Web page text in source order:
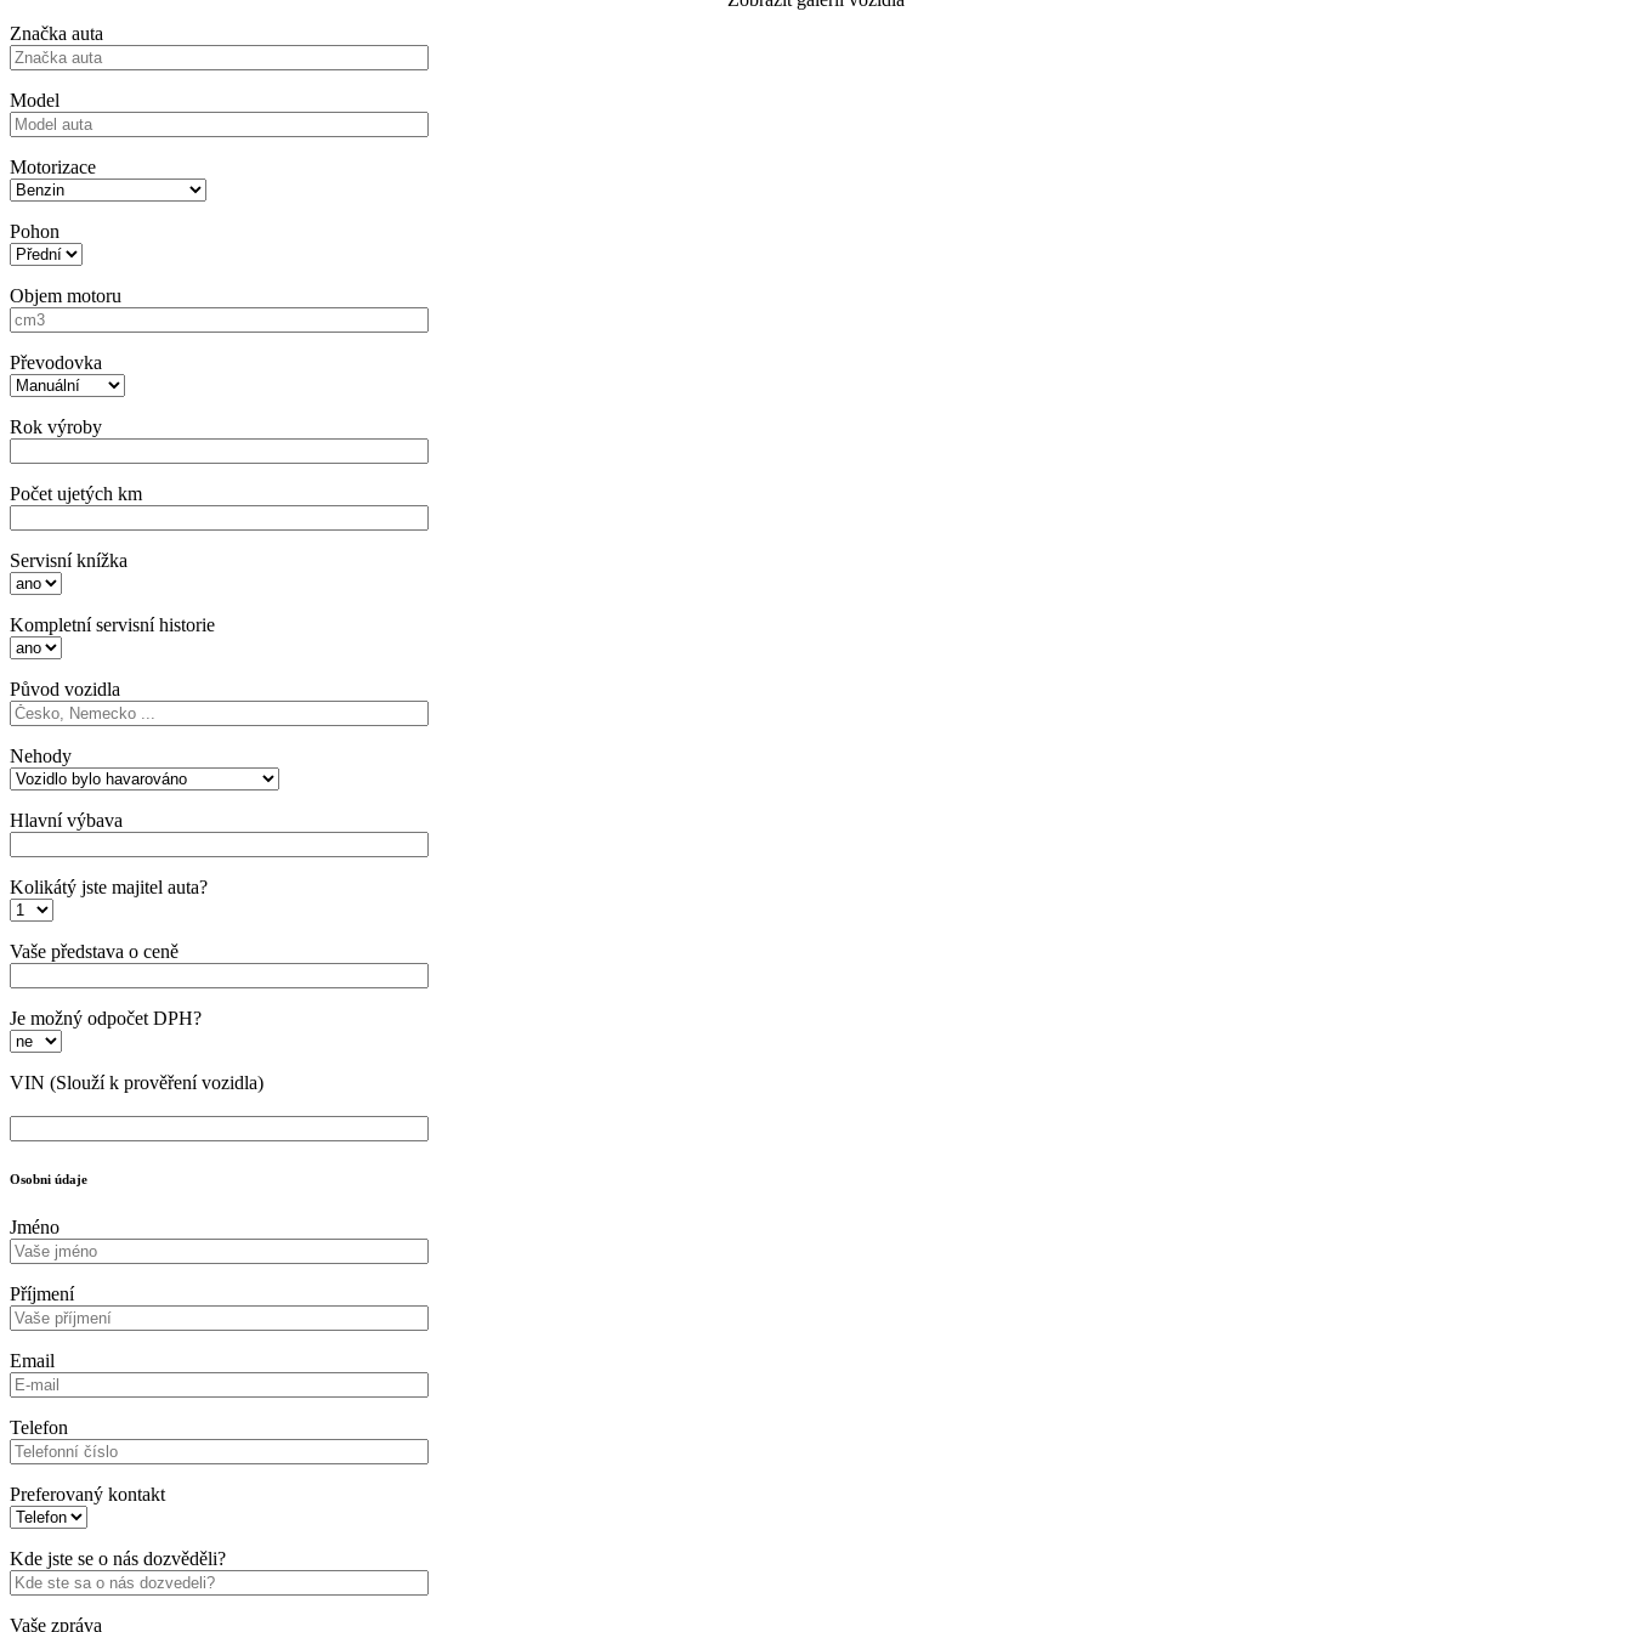
Značka auta
Model
Motorizace
Pohon
Objem motoru
Převodovka
Rok výroby
Počet ujetých km
Servisní knížka
Kompletní servisní historie
Původ vozidla
Nehody
Hlavní výbava
Kolikátý jste majitel auta?
Vaše představa o ceně
Je možný odpočet DPH?
VIN (Slouží k prověření vozidla)
Osobni údaje
Jméno
Příjmení
Email
Telefon
Preferovaný kontakt
Kde jste se o nás dozvěděli?
Vaše zpráva